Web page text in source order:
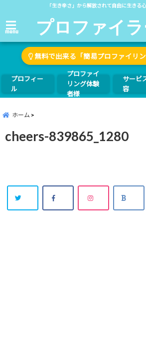
「生き辛さ」から解放されて自由に生きる
menu プロファイラ
無料で出来る「簡易プロファイリン
プロフィー
ル
プロファイ
リング体験
者様
サービ
容
ホーム
cheers-839865_1280